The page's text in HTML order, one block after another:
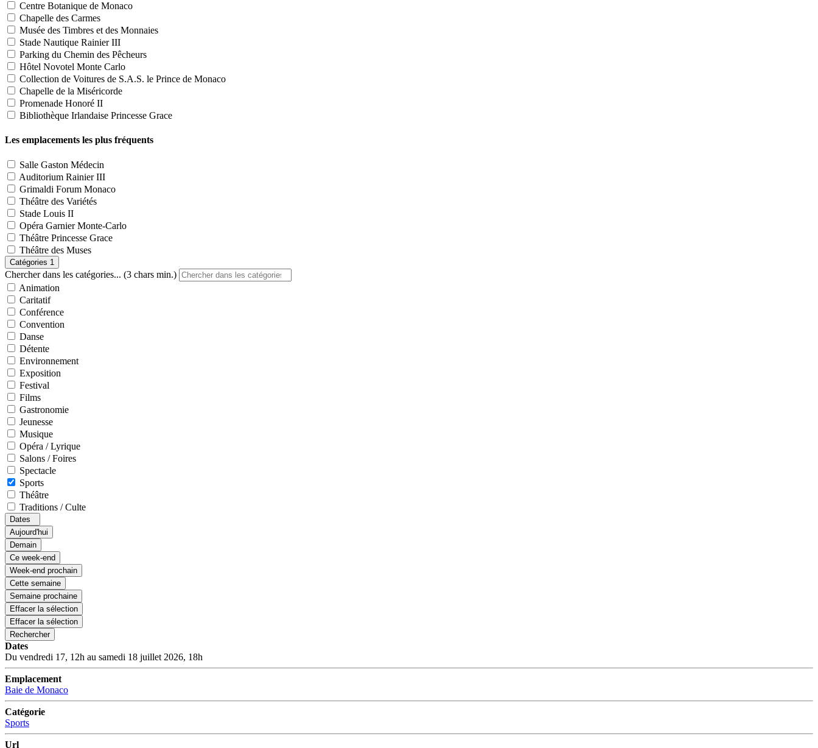
Centre Botanique de Monaco
Chapelle des Carmes
Musée des Timbres et des Monnaies
Stade Nautique Rainier III
Parking du Chemin des Pêcheurs
Hôtel Novotel Monte Carlo
Collection de Voitures de S.A.S. le Prince de Monaco
Chapelle de la Miséricorde
Promenade Honoré II
Bibliothèque Irlandaise Princesse Grace
Les emplacements les plus fréquents
Salle Gaston Médecin
Auditorium Rainier III
Grimaldi Forum Monaco
Théâtre des Variétés
Stade Louis II
Opéra Garnier Monte-Carlo
Théâtre Princesse Grace
Théâtre des Muses
Catégories 1
Chercher dans les catégories... (3 chars min.)
Animation
Caritatif
Conférence
Convention
Danse
Détente
Environnement
Exposition
Festival
Films
Gastronomie
Jeunesse
Musique
Opéra / Lyrique
Salons / Foires
Spectacle
Sports
Théâtre
Traditions / Culte
Dates
Aujourd'hui
Demain
Ce week-end
Week-end prochain
Cette semaine
Semaine prochaine
Effacer la sélection
Effacer la sélection
Rechercher
Dates
Du vendredi 17, 12h au samedi 18 juillet 2026, 18h
Emplacement
Baie de Monaco
Catégorie
Sports
Url